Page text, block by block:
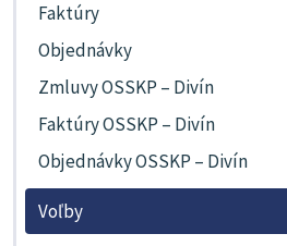
Faktúry
Objednávky
Zmluvy OSSKP – Divín
Faktúry OSSKP – Divín
Objednávky OSSKP – Divín
Voľby